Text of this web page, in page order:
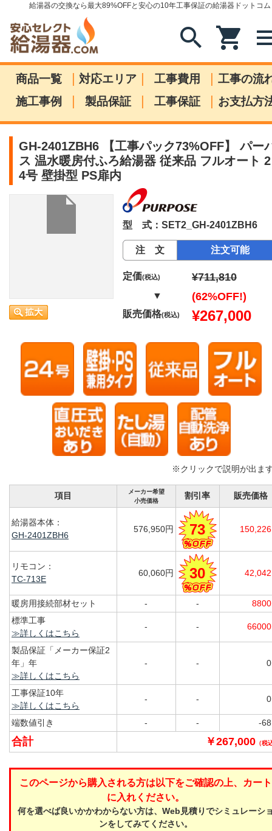
給湯器の交換なら最大89%OFFと安心の10年工事保証の給湯器ドットコム
search shopping_cart
商品一覧 | 対応エリア | 工事費用 | 工事の流
施工事例
| 製品保証 | 工事保証 | お支払方
GH-2401ZBH6 【工事パック73%OFF】 パー
ス 温水暖房付ふろ給湯器 従来品 フルオート 2
4号 壁掛型 PS扉内
型 式：SET2_GH-2401ZBH6
注 文 注文可能
定価(税込) ¥711,810
▼ (62%OFF!)
販売価格(税込) ¥267,000
※クリックで説明が出ま
項目
メーカー希望
小売価格
割引率 販売価格
給湯器本体：
GH-2401ZBH6
576,950円 73
リモコン：
TC-713E
60,060円 30
暖房用接続部材セット - -
標準工事
≫詳しくはこちら
- -
製品保証「メーカー保証2
年」年
≫詳しくはこちら
- -
工事保証10年
≫詳しくはこちら
- -
端数値引き - - -
合計 ￥267,000 （税
このページから購入される方は以下をご確認の上、カート
に入れください。
何を選べば良いかかわからない方は、Web見積りでシミュレーシ
ンをしてみてください。